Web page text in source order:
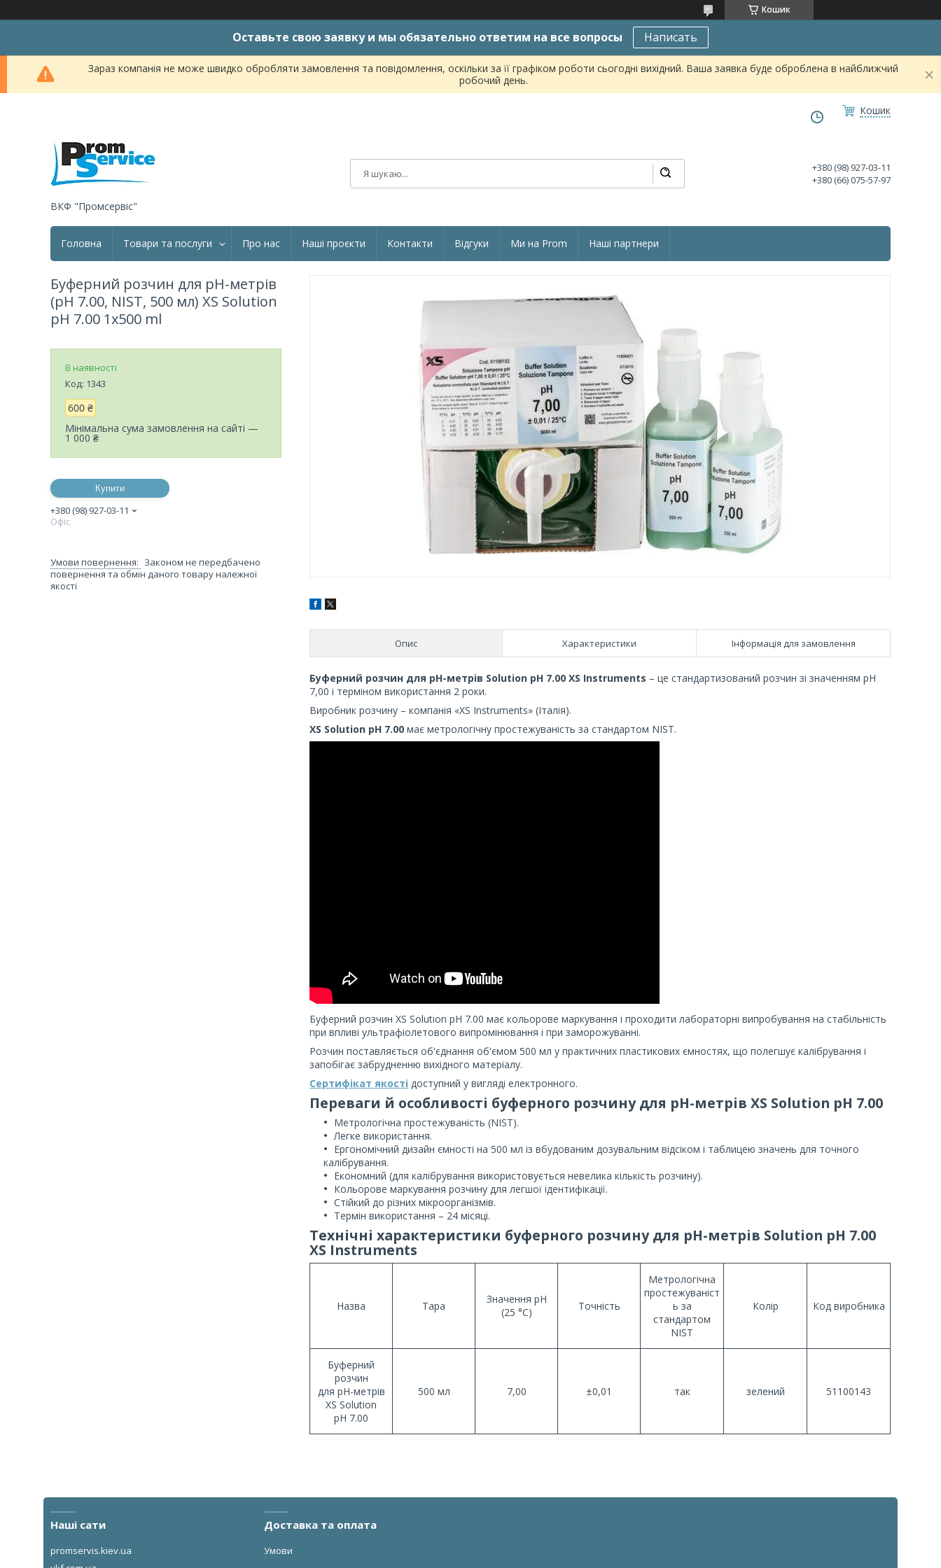
Кошик
Оставьте свою заявку и мы обязательно ответим на все вопросы Написать
Зараз компанія не може швидко обробляти замовлення та повідомлення, оскільки за її графіком роботи сьогодні вихідний. Ваша заявка буде оброблена в найближчий
робочий день.
Кошик
ВКФ "Промсервіс"
+380 (98) 927-03-11
+380 (66) 075-57-97
Головна Товари та послуги Про нас Наші проєкти Контакти Відгуки Ми на Prom Наші партнери
Опис Характеристики Інформація для замовлення
Буферний розчин для pH-метрів Solution pH 7.00 XS Instruments – це стандартизований розчин зі значенням pH
7,00 і терміном використання 2 роки.
Виробник розчину – компанія «XS Instruments» (Італія).
XS Solution pH 7.00 має метрологічну простежуваність за стандартом NIST.
Буферний розчин XS Solution pH 7.00 має кольорове маркування і проходити лабораторні випробування на стабільність
при впливі ультрафіолетового випромінювання і при заморожуванні.
Розчин поставляється об'єднання об'ємом 500 мл у практичних пластикових ємностях, що полегшує калібрування і
запобігає забрудненню вихідного матеріалу.
Сертифікат якості доступний у вигляді електронного.
Переваги й особливості буферного розчину для pH-метрів XS Solution pH 7.00
Метрологічна простежуваність (NIST).
Легке використання.
Ергономічний дизайн ємності на 500 мл із вбудованим дозувальним відсіком і таблицею значень для точного
калібрування.
Економний (для калібрування використовується невелика кількість розчину).
Кольорове маркування розчину для легшої ідентифікації.
Стійкий до різних мікроорганізмів.
Термін використання – 24 місяці.
Технічні характеристики буферного розчину для pH-метрів Solution pH 7.00
XS Instruments
Назва Тара
Значення pH
(25 °C)
Точність
Метрологічна
простежуваніст
ь за
стандартом
NIST
Колір Код виробника
Буферний
розчин
для pH-метрів
XS Solution
pH 7.00
500 мл 7,00 ±0,01 так зелений 51100143
Буферний розчин для pH-метрів
(pH 7.00, NIST, 500 мл) XS Solution
pH 7.00 1x500 ml
В наявності
Код: 1343
600 ₴
Мінімальна сума замовлення на сайті —
1 000 ₴
Купити
+380 (98) 927-03-11
Офіс
Законом не передбачено
повернення та обмін даного товару належної
якості
Наші сати
promservis.kiev.ua
Доставка та оплата
Умови